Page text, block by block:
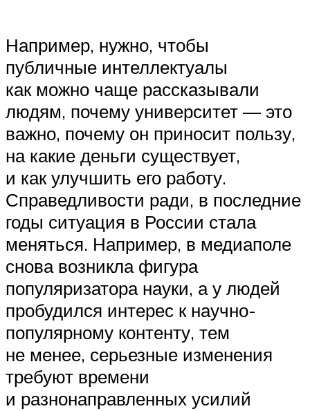
Например, нужно, чтобы
публичные интеллектуалы
как можно чаще рассказывали
людям, почему университет — это
важно, почему он приносит пользу,
на какие деньги существует,
и как улучшить его работу.
Справедливости ради, в последние
годы ситуация в России стала
меняться. Например, в медиаполе
снова возникла фигура
популяризатора науки, а у людей
пробудился интерес к научно-
популярному контенту, тем
не менее, серьезные изменения
требуют времени
и разнонаправленных усилий